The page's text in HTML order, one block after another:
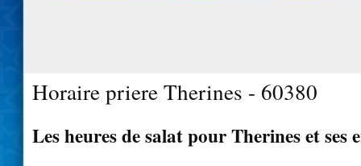
Horaire priere Therines - 60380
Les heures de salat pour Therines et ses